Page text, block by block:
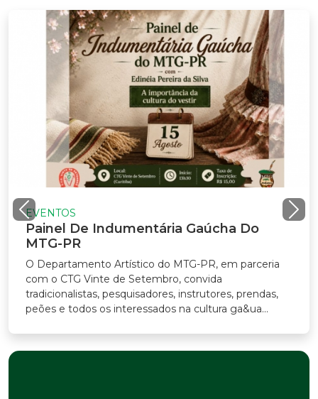
De Indumentária Gaúcha Do
PR
Departamento Artístico do MTG-PR, em parceria
o CTG Vinte de Setembro, convida
pesquisadores, instrutores, prendas,
e todos os interessados na cultura ga&ua...